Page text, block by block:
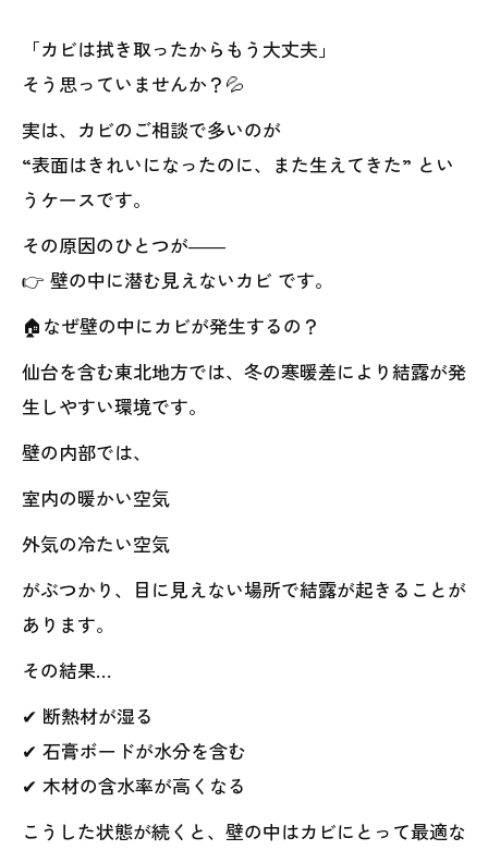
「カビは拭き取ったからもう大丈夫」
そう思っていませんか？💦
実は、カビのご相談で多いのが
“表面はきれいになったのに、また生えてきた” とい
うケースです。
その原因のひとつが――
👉 壁の中に潜む見えないカビ です。
🏠なぜ壁の中にカビが発生するの？
仙台を含む東北地方では、冬の寒暖差により結露が発
生しやすい環境です。
壁の内部では、
室内の暖かい空気
外気の冷たい空気
がぶつかり、目に見えない場所で結露が起きることが
あります。
その結果…
✔ 断熱材が湿る
✔ 石膏ボードが水分を含む
✔ 木材の含水率が高くなる
こうした状態が続くと、壁の中はカビにとって最適な